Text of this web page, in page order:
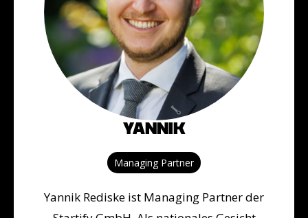
YANNIK
Managing Partner
Yannik Rediske ist Managing Partner der